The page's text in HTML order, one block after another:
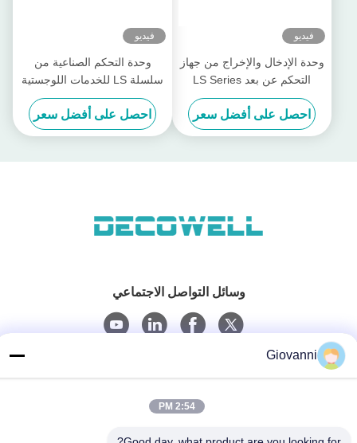
فيديو
وحدة الإدخال والإخراج من جهاز
التحكم عن بعد LS Series
Logistics Communication LS-
1DI1DO-P1TS
احصل على أفضل سعر
فيديو
وحدة التحكم الصناعية من
سلسلة LS للخدمات اللوجستية
بعيدة المنعزلة LS-4DI4DO-
P2FS
احصل على أفضل سعر
وسائل التواصل الاجتماعي
+86-180-6120-9532
Giovanni
2:54 PM